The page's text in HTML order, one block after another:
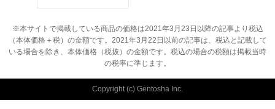
※本サイトで掲載している商品の価格は2021年3月23日以降の記事より税込
（本体価格＋税）の金額です。 2021年3月22日以前の記事は、税込と記載して
いる場合を除き、本体価格（税抜）の金額です。 税込の場合の税額は掲載当時
の税率に準じます。
Copyright (c) Gentosha Inc.